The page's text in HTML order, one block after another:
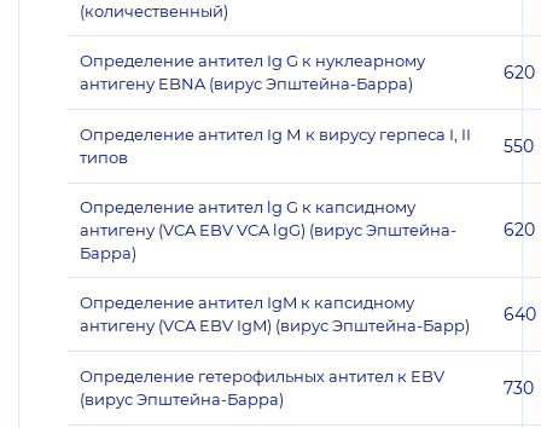
(количественный)
Определение антител Ig G к нуклеарному
антигену EBNA (вирус Эпштейна-Барра)
620
Определение антител Ig М к вирусу герпеса I, II
типов
550
Определение антител lg G к капсидному
антигену (VCA EBV VCA lgG) (вирус Эпштейна-
Барра)
620
Определение антител IgM к капсидному
антигену (VCA EBV IgM) (вирус Эпштейна-Барр)
640
Определение гетерофильных антител к EBV
(вирус Эпштейна-Барра)
730